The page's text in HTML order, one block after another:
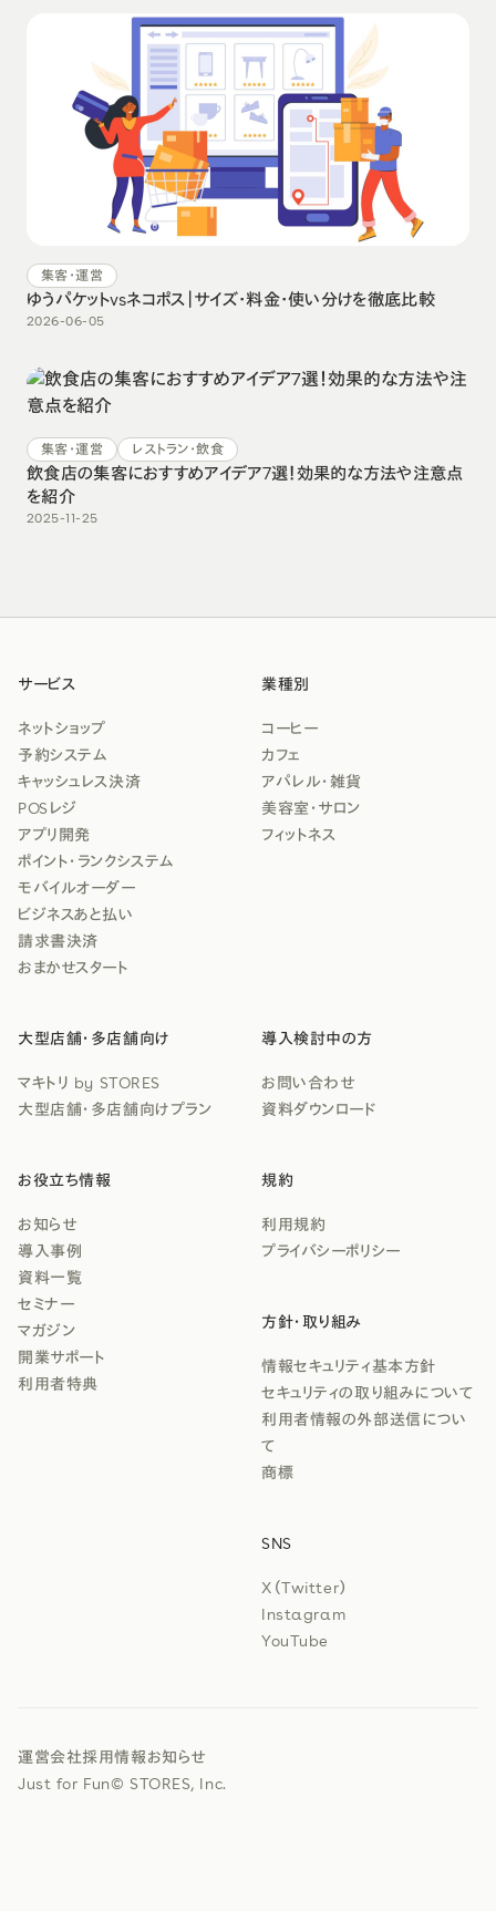
集客・運営
ゆうパケットvsネコポス｜サイズ・料金・使い分けを徹底比較
2026-06-05
集客・運営 レストラン・飲食
飲食店の集客におすすめアイデア7選！効果的な方法や注意点
を紹介
2025-11-25
サービス
ネットショップ
予約システム
キャッシュレス決済
POSレジ
アプリ開発
ポイント・ランクシステム
モバイルオーダー
ビジネスあと払い
請求書決済
おまかせスタート
業種別
コーヒー
カフェ
アパレル・雑貨
美容室・サロン
フィットネス
大型店舗・多店舗向け
マキトリ by STORES
大型店舗・多店舗向けプラン
お役立ち情報
お知らせ
導入事例
資料一覧
セミナー
マガジン
開業サポート
利用者特典
導入検討中の方
お問い合わせ
資料ダウンロード
規約
利用規約
プライバシーポリシー
方針・取り組み
情報セキュリティ基本方針
セキュリティの取り組みについて
利用者情報の外部送信につい
て
商標
SNS
X（Twitter）
Instagram
YouTube
運営会社採用情報お知らせ
Just for Fun© STORES, Inc.